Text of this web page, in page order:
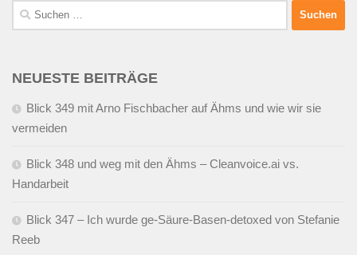
Suchen
nach:
NEUESTE BEITRÄGE
Blick 349 mit Arno Fischbacher auf Ähms und wie wir sie
vermeiden
Blick 348 und weg mit den Ähms – Cleanvoice.ai vs.
Handarbeit
Blick 347 – Ich wurde ge-Säure-Basen-detoxed von Stefanie
Reeb